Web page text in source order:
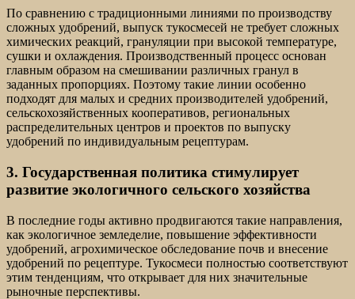
По сравнению с традиционными линиями по производству
сложных удобрений, выпуск тукосмесей не требует сложных
химических реакций, грануляции при высокой температуре,
сушки и охлаждения. Производственный процесс основан
главным образом на смешивании различных гранул в
заданных пропорциях. Поэтому такие линии особенно
подходят для малых и средних производителей удобрений,
сельскохозяйственных кооперативов, региональных
распределительных центров и проектов по выпуску
удобрений по индивидуальным рецептурам.
3. Государственная политика стимулирует
развитие экологичного сельского хозяйства
В последние годы активно продвигаются такие направления,
как экологичное земледелие, повышение эффективности
удобрений, агрохимическое обследование почв и внесение
удобрений по рецептуре. Тукосмеси полностью соответствуют
этим тенденциям, что открывает для них значительные
рыночные перспективы.